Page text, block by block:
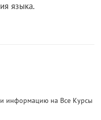
языка.
информацию на Все Курсы